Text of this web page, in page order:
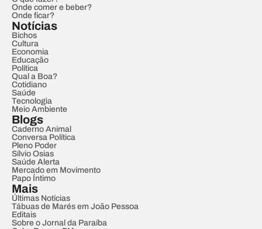
Onde comer e beber?
Onde ficar?
Notícias
Bichos
Cultura
Economia
Educação
Política
Qual a Boa?
Cotidiano
Saúde
Tecnologia
Meio Ambiente
Blogs
Caderno Animal
Conversa Política
Pleno Poder
Sílvio Osias
Saúde Alerta
Mercado em Movimento
Papo Íntimo
Mais
Últimas Notícias
Tábuas de Marés em João Pessoa
Editais
Sobre o Jornal da Paraíba